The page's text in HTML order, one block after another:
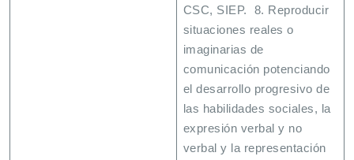
CSC, SIEP. 8. Reproducir
situaciones reales o
imaginarias de
comunicación potenciando
el desarrollo progresivo de
las habilidades sociales, la
expresión verbal y no
verbal y la representación